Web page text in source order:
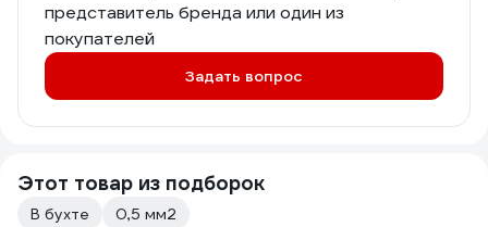
представитель бренда или один из
покупателей
Задать вопрос
Этот товар из подборок
В бухте
0,5 мм2